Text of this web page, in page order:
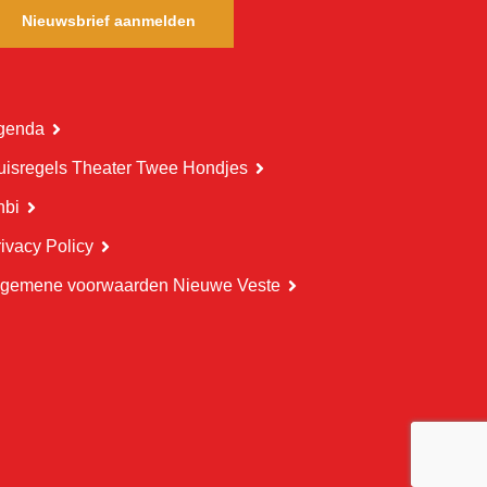
Nieuwsbrief aanmelden
Theater Twee Hondjes
Policy
voorwaarden Nieuwe Veste